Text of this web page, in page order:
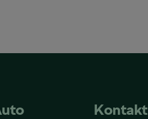
Kontakt